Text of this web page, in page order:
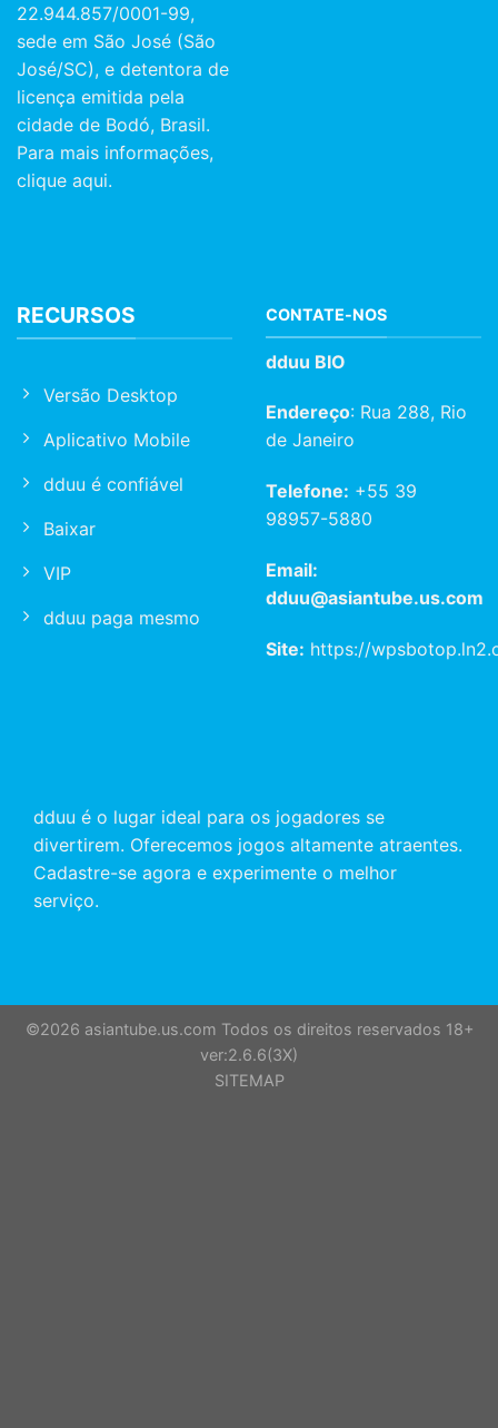
22.944.857/0001-99,
sede em São José (São
José/SC), e detentora de
licença emitida pela
cidade de Bodó, Brasil.
Para mais informações,
clique aqui.
RECURSOS
Versão Desktop
Aplicativo Mobile
dduu é confiável
Baixar
VIP
dduu paga mesmo
CONTATE-NOS
dduu BIO
Endereço: Rua 288, Rio
de Janeiro
Telefone: +55 39
98957-5880
Email:
dduu@asiantube.us.com
Site: https://
dduu é o lugar ideal para os jogadores se
divertirem. Oferecemos jogos altamente atraentes.
Cadastre-se agora e experimente o melhor
serviço.
©2026 asiantube.us.com Todos os direitos reservados 18+
ver:2.6.6(3X)
SITEMAP